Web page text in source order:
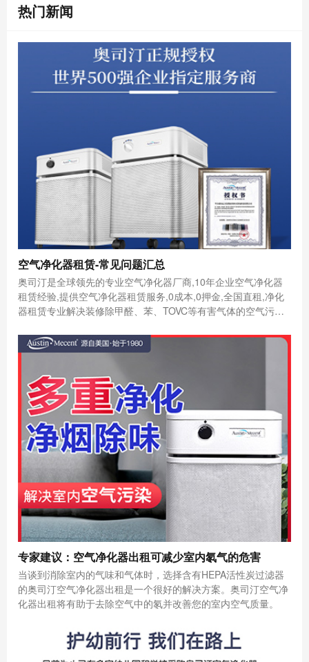
热门新闻
空气净化器租赁-常见问题汇总
奥司汀是全球领先的专业空气净化器厂商,10年企业空气净化器
租赁经验,提供空气净化器租赁服务,0成本,0押金,全国直租,净化
器租赁专业解决装修除甲醛、苯、TOVC等有害气体的空气污染
专家建议：空气净化器出租可减少室内氡气的危害
当谈到消除室内的气味和气体时，选择含有HEPA活性炭过滤器
的奥司汀空气净化器出租是一个很好的解决方案。奥司汀空气净
化器出租将有助于去除空气中的氡并改善您的室内空气质量。